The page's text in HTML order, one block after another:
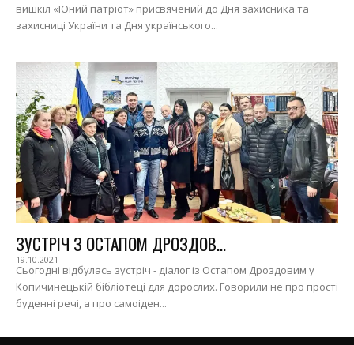
вишкіл «Юний патріот» присвячений до Дня захисника та
захисниці України та Дня українського...
ЗУСТРІЧ З ОСТАПОМ ДРОЗДОВ...
19.10.2021
Сьогодні відбулась зустріч - діалог із Остапом Дроздовим у
Копичинецькій бібліотеці для дорослих. Говорили не про прості
буденні речі, а про самоіден...